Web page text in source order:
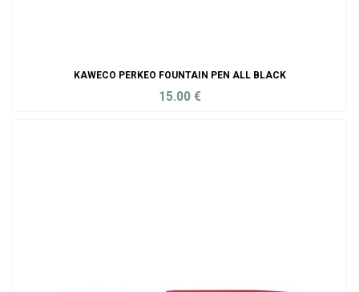
KAWECO PERKEO FOUNTAIN PEN ALL BLACK
15.00 €